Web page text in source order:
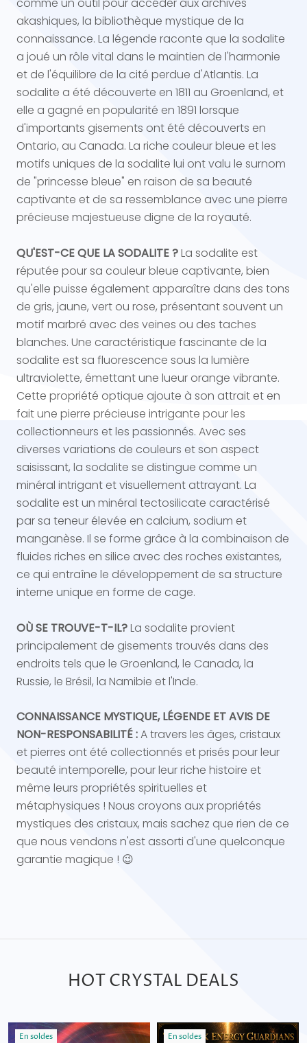
akashiques, la bibliothèque mystique de la
connaissance. La légende raconte que la sodalite
a joué un rôle vital dans le maintien de l'harmonie
et de l'équilibre de la cité perdue d'Atlantis. La
sodalite a été découverte en 1811 au Groenland, et
elle a gagné en popularité en 1891 lorsque
d'importants gisements ont été découverts en
Ontario, au Canada. La riche couleur bleue et les
motifs uniques de la sodalite lui ont valu le surnom
de "princesse bleue" en raison de sa beauté
captivante et de sa ressemblance avec une pierre
précieuse majestueuse digne de la royauté.
QU'EST-CE QUE LA SODALITE ?La sodalite est
réputée pour sa couleur bleue captivante, bien
qu'elle puisse également apparaître dans des tons
de gris, jaune, vert ou rose, présentant souvent un
motif marbré avec des veines ou des taches
blanches. Une caractéristique fascinante de la
sodalite est sa fluorescence sous la lumière
ultraviolette, émettant une lueur orange vibrante.
Cette propriété optique ajoute à son attrait et en
fait une pierre précieuse intrigante pour les
collectionneurs et les passionnés. Avec ses
diverses variations de couleurs et son aspect
saisissant, la sodalite se distingue comme un
minéral intrigant et visuellement attrayant. La
sodalite est un minéral tectosilicate caractérisé
par sa teneur élevée en calcium, sodium et
manganèse. Il se forme grâce à la combinaison de
fluides riches en silice avec des roches existantes,
ce qui entraîne le développement de sa structure
interne unique en forme de cage.
OÙ SE TROUVE-T-IL?La sodalite provient
principalement de gisements trouvés dans des
endroits tels que le Groenland, le Canada, la
Russie, le Brésil, la Namibie et l'Inde.
CONNAISSANCE MYSTIQUE, LÉGENDE ET AVIS DE
NON-RESPONSABILITÉ :A travers les âges, cristaux
et pierres ont été collectionnés et prisés pour leur
beauté intemporelle, pour leur riche histoire et
même leurs propriétés spirituelles et
métaphysiques ! Nous croyons aux propriétés
mystiques des cristaux, mais sachez que rien de ce
que nous vendons n'est assorti d'une quelconque
garantie magique ! 😉
HOT CRYSTAL DEALS
En soldes En soldes